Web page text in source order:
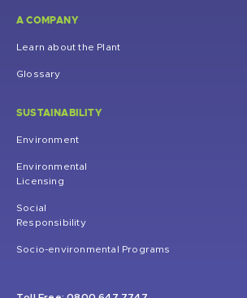
A COMPANY
Learn about the Plant
Glossary
SUSTAINABILITY
Environment
Environmental
Licensing
Social
Responsibility
Socio-environmental Programs